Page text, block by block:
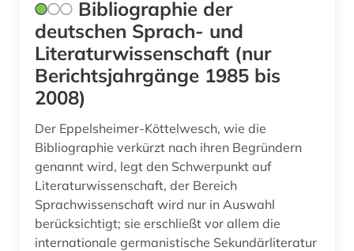
psychologie (4)
pädagogik (5)
quelle (14)
race (1)
recht (1)
rechtswissenschaft (1)
religion (1)
religionswissenschaft (1)
Bibliographie der
deutschen Sprach- und
Literaturwissenschaft (nur
Berichtsjahrgänge 1985 bis
2008)
Der Eppelsheimer-Köttelwesch, wie die
Bibliographie verkürzt nach ihren Begründern
genannt wird, legt den Schwerpunkt auf
Literaturwissenschaft, der Bereich
Sprachwissenschaft wird nur in Auswahl
berücksichtigt; sie erschließt vor allem die
internationale germanistische Sekundärliteratur